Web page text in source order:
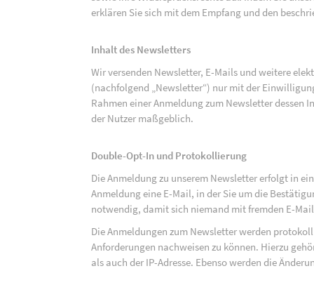
erklären Sie sich mit dem Empfang und den
Inhalt des Newsletters
Wir versenden Newsletter, E-Mails und weitere
(nachfolgend „Newsletter“) nur mit der
Rahmen einer Anmeldung zum Newsletter
der Nutzer maßgeblich.
Double-Opt-In und Protokollierung
Die Anmeldung zu unserem Newsletter erfolgt in
Anmeldung eine E-Mail, in der Sie um die
notwendig, damit sich niemand mit fremden E-
Die Anmeldungen zum Newsletter werden
Anforderungen nachweisen zu können. Hierzu
als auch der IP-Adresse. Ebenso werden die